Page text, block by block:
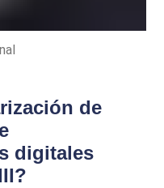
de
digitales